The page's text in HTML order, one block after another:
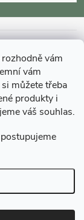
vám
vám
můžete třeba
produkty i
váš souhlas.
zahrad a interiérů
vyhrazena.Upravit